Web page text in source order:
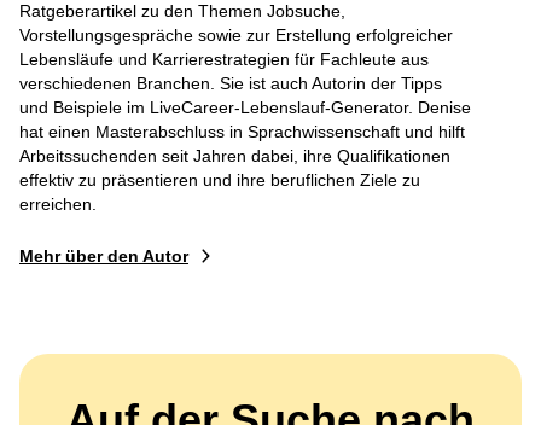
Ratgeberartikel zu den Themen Jobsuche,
Vorstellungsgespräche sowie zur Erstellung erfolgreicher
Lebensläufe und Karrierestrategien für Fachleute aus
verschiedenen Branchen. Sie ist auch Autorin der Tipps
und Beispiele im LiveCareer-Lebenslauf-Generator. Denise
hat einen Masterabschluss in Sprachwissenschaft und hilft
Arbeitssuchenden seit Jahren dabei, ihre Qualifikationen
effektiv zu präsentieren und ihre beruflichen Ziele zu
erreichen.
Mehr über den Autor